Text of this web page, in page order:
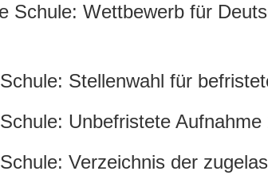
Schule: Wettbewerb für
Stellenwahl für
Unbefristete Aufnahme
Verzeichnis der